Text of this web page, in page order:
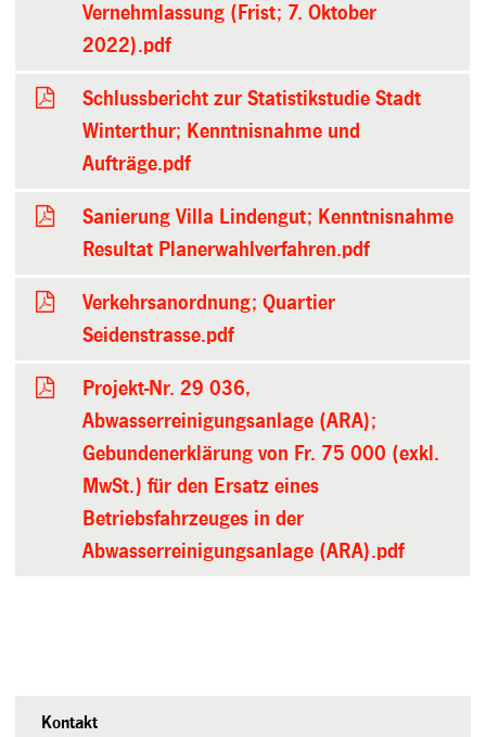
Vernehmlassung (Frist; 7. Oktober
2022).pdf
Schlussbericht zur Statistikstudie Stadt
Winterthur; Kenntnisnahme und
Aufträge.pdf
Sanierung Villa Lindengut; Kenntnisnahme
Resultat Planerwahlverfahren.pdf
Verkehrsanordnung; Quartier
Seidenstrasse.pdf
Projekt-Nr. 29 036,
Abwasserreinigungsanlage (ARA);
Gebundenerklärung von Fr. 75 000 (exkl.
MwSt.) für den Ersatz eines
Betriebsfahrzeuges in der
Abwasserreinigungsanlage (ARA).pdf
Kontakt